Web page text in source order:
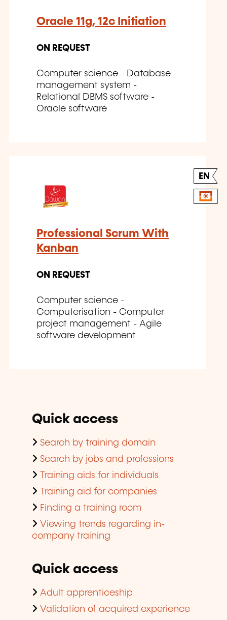
Oracle 11g, 12c Initiation
ON REQUEST
Computer science - Database
management system -
Relational DBMS software -
Oracle software
EN
Professional Scrum With
Kanban
ON REQUEST
Computer science -
Computerisation - Computer
project management - Agile
software development
Quick access
Search by training domain
Search by jobs and professions
Training aids for individuals
Training aid for companies
Finding a training room
Viewing trends regarding in-
company training
Quick access
Adult apprenticeship
Validation of acquired experience